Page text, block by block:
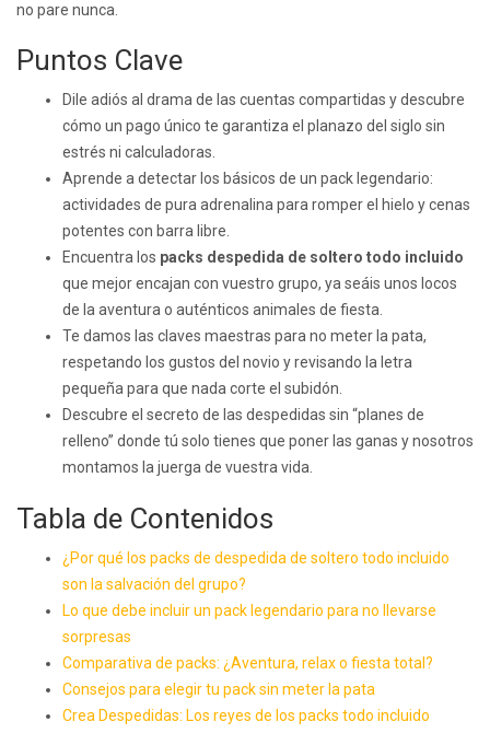
no pare nunca.
Puntos Clave
Dile adiós al drama de las cuentas compartidas y descubre
cómo un pago único te garantiza el planazo del siglo sin
estrés ni calculadoras.
Aprende a detectar los básicos de un pack legendario:
actividades de pura adrenalina para romper el hielo y cenas
potentes con barra libre.
Encuentra los packs despedida de soltero todo incluido
que mejor encajan con vuestro grupo, ya seáis unos locos
de la aventura o auténticos animales de fiesta.
Te damos las claves maestras para no meter la pata,
respetando los gustos del novio y revisando la letra
pequeña para que nada corte el subidón.
Descubre el secreto de las despedidas sin “planes de
relleno” donde tú solo tienes que poner las ganas y nosotros
montamos la juerga de vuestra vida.
Tabla de Contenidos
¿Por qué los packs de despedida de soltero todo incluido
son la salvación del grupo?
Lo que debe incluir un pack legendario para no llevarse
sorpresas
Comparativa de packs: ¿Aventura, relax o fiesta total?
Consejos para elegir tu pack sin meter la pata
Crea Despedidas: Los reyes de los packs todo incluido